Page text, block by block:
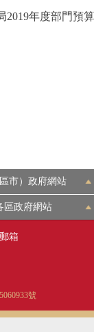
2019年度部門預
市）政府網站
區政府網站
郵箱
號